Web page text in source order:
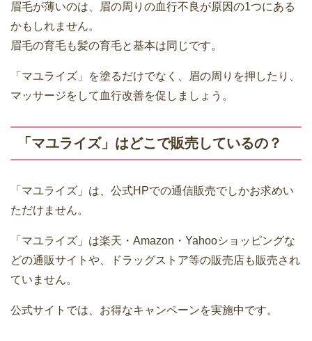
眉毛が薄いのは、眉の周りの血行不良が原因の1つにある
かもしれません。
眉毛の育毛も髪の育毛と基本は同じです。
「マユライズ」を塗るだけでなく、眉の周りを押したり、
マッサージをして血行改善を促しましょう。
「マユライズ」はどこで販売しているの？
「マユライズ」は、公式HPでの通信販売でしかお求めい
ただけません。
「マユライズ」は楽天・Amazon・Yahooショッピングな
どの通販サイトや、ドラッグストア等の販売店も販売され
ていません。
公式サイトでは、お得なキャンペーンを実施中です。